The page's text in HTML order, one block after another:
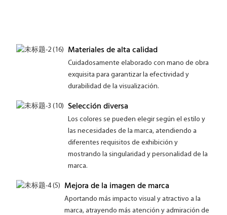
Materiales de alta calidad
Cuidadosamente elaborado con mano de obra
exquisita para garantizar la efectividad y
durabilidad de la visualización.
Selección diversa
Los colores se pueden elegir según el estilo y
las necesidades de la marca, atendiendo a
diferentes requisitos de exhibición y
mostrando la singularidad y personalidad de la
marca.
Mejora de la imagen de marca
Aportando más impacto visual y atractivo a la
marca, atrayendo más atención y admiración de